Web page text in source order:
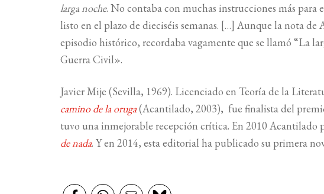
larga noche. No contaba con muchas instrucciones más
listo en el plazo de dieciséis semanas. […] Aunque la nota
episodio histórico, recordaba vagamente que se llamó “La
Guerra Civil».
Javier Mije (Sevilla, 1969). Licenciado en Teoría de la
camino de la oruga(Acantilado, 2003), fue finalista del
tuvo una inmejorable recepción crítica. En 2010 Acantilado
de nada. Y en 2014, esta editorial ha publicado su primera